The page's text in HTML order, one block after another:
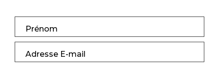
Prénom
Adresse E-mail